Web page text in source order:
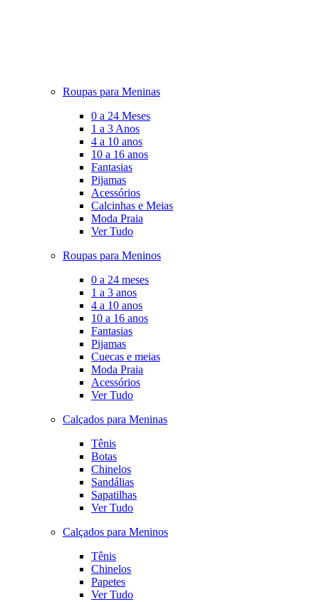
Roupas para Meninas
0 a 24 Meses
1 a 3 Anos
4 a 10 anos
10 a 16 anos
Fantasias
Pijamas
Acessórios
Calcinhas e Meias
Moda Praia
Ver Tudo
Roupas para Meninos
0 a 24 meses
1 a 3 anos
4 a 10 anos
10 a 16 anos
Fantasias
Pijamas
Cuecas e meias
Moda Praia
Acessórios
Ver Tudo
Calçados para Meninas
Tênis
Botas
Chinelos
Sandálias
Sapatilhas
Ver Tudo
Calçados para Meninos
Tênis
Chinelos
Papetes
Ver Tudo